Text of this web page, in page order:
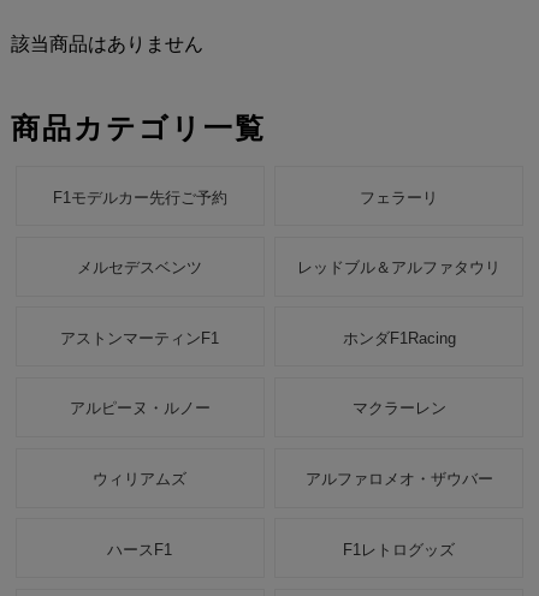
該当商品はありません
商品カテゴリ一覧
F1モデルカー先行ご予約 フェラーリ
メルセデスベンツ レッドブル＆アルファタウリ
アストンマーティンF1 ホンダF1Racing
アルピーヌ・ルノー マクラーレン
ウィリアムズ アルファロメオ・ザウバー
ハースF1 F1レトログッズ